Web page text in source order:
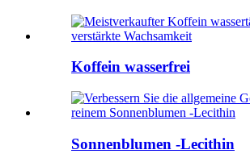
Koffein wasserfrei
Sonnenblumen -Lecithin